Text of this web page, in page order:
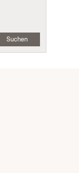
Suchen